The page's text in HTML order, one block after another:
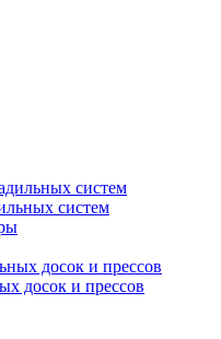
систем
досок и прессов